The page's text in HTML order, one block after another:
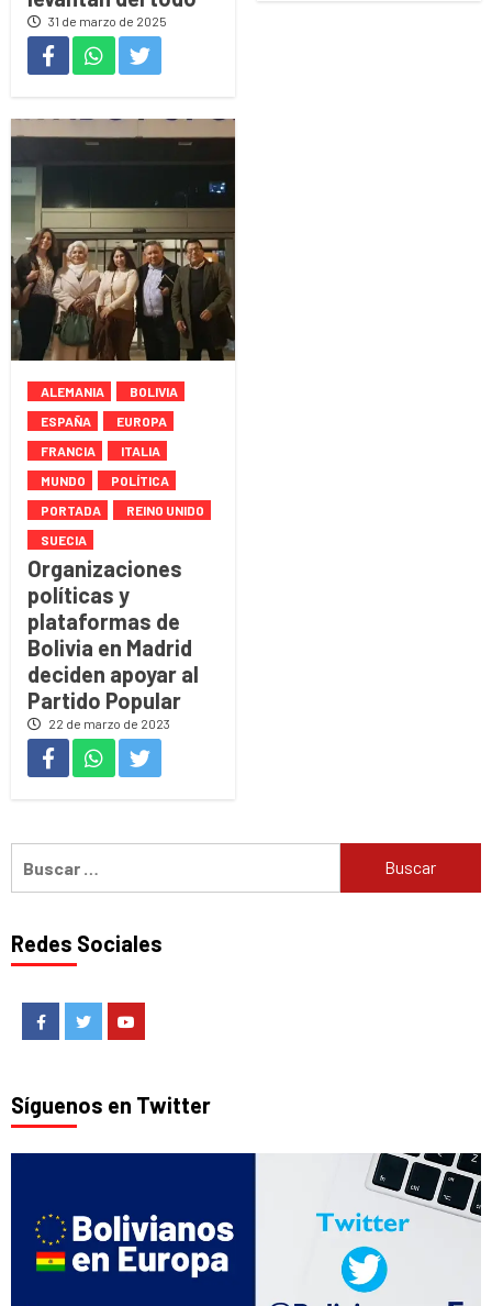
31 de marzo de 2025
ALEMANIA
BOLIVIA
ESPAÑA
EUROPA
FRANCIA
ITALIA
MUNDO
POLÍTICA
PORTADA
REINO UNIDO
SUECIA
Organizaciones
políticas y
plataformas de
Bolivia en Madrid
deciden apoyar al
Partido Popular
22 de marzo de 2023
Redes Sociales
FacebookTwitter
Síguenos en Twitter